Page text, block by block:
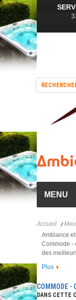
MENU
Accueil
Ambiance
Commode -
des
Plus
COMMODE -
DANS CETTE